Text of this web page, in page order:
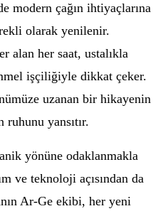
modern çağın ihtiyaçlarına
olarak yenilenir.
alan her saat, ustalıkla
işçiliğiyle dikkat çeker.
uzanan bir hikayenin
ruhunu yansıtır.
yönüne odaklanmakla
ve teknoloji açısından da
Ar-Ge ekibi, her yeni